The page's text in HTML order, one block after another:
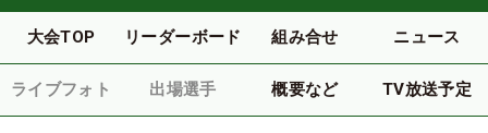
大会TOP リーダーボード 組み合せ ニュース
ライブフォト 出場選手 概要など TV放送予定